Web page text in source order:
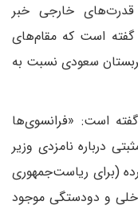
قدرت‌های خارجی خبر
گفته است که مقام‌های
سعودی نسبت به
است: «فرانسوی‌ها
درباره نامزدی وزیر
(برای ریاست‌جمهوری
و دودستگی موجود